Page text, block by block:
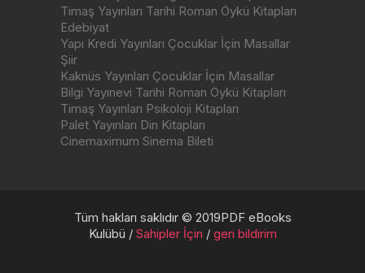
Timaş Yayınları Tarihi Roman Öykü Kitapları
Edebiyat
Yapı Kredi Yayınları Çocuklar İçin Masallar
Şiir
Kaknüs Yayınları Çocuklar İçin Masallar
Bilgi Yayınevi Tarihi Roman Öykü Kitapları
Timaş Yayınları Psikoloji Kitapları
Palet Yayınları Din Kitapları
Cinemaximum Sinema Bileti
Tüm hakları saklıdır © 2019PDF eBooks
Kulübü / Sahipler İçin / geri bildirim